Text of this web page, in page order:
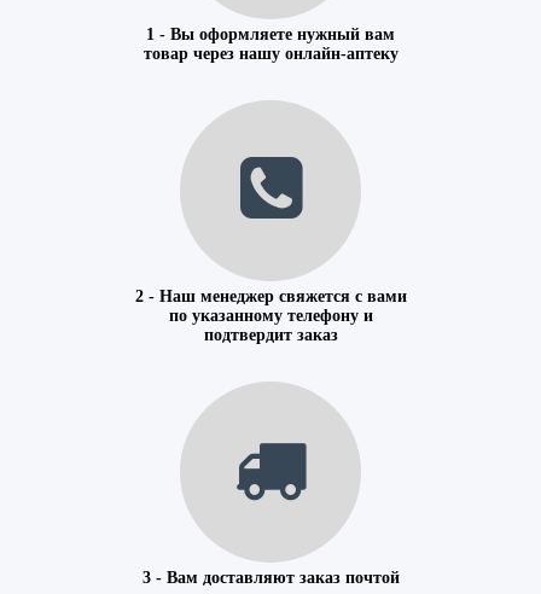
1 - Вы оформляете нужный вам
товар через нашу онлайн-аптеку
2 - Наш менеджер свяжется с вами
по указанному телефону и
подтвердит заказ
3 - Вам доставляют заказ почтой